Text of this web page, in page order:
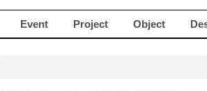
Event Project Object